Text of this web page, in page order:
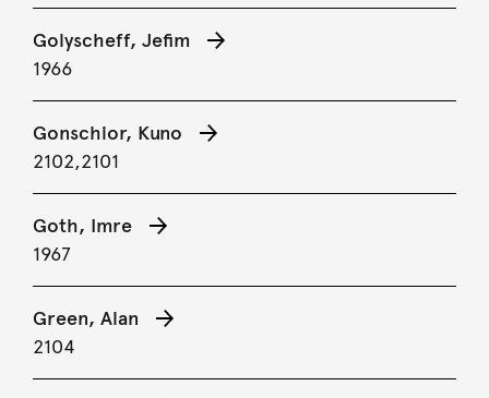
Golyscheff, Jefim
1966
Gonschior, Kuno
2102,2101
Goth, Imre
1967
Green, Alan
2104